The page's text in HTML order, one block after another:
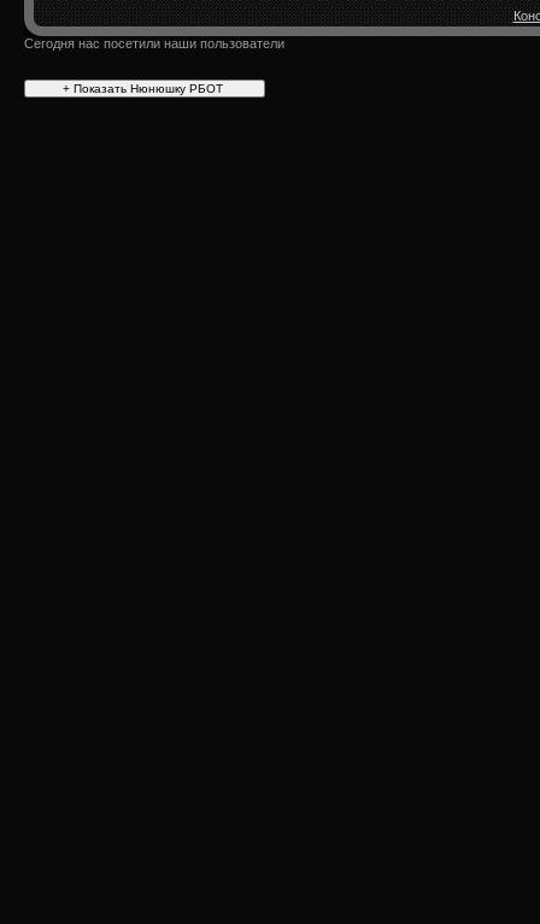
Сегодня нас посетили наши пользователи